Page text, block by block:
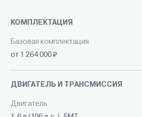
КОМПЛЕКТАЦИЯ
Базовая комплектация
от 1 264 000 ₽
ДВИГАТЕЛЬ И ТРАНСМИССИЯ
Двигатель